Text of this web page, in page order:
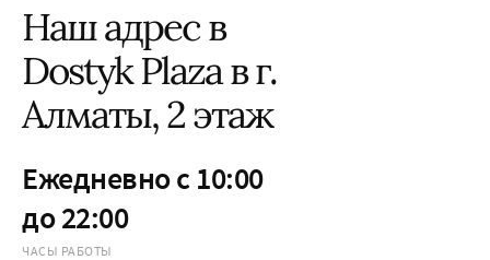
Ежедневно с 10:00
до 22:00
ЧАСЫ РАБОТЫ
Наш адрес в
Dostyk Plaza в г.
Алматы, 2 этаж